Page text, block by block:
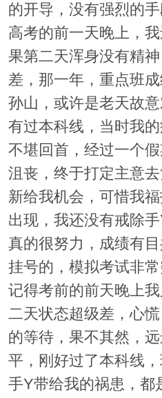
的开导，没有强烈的
高考的前一天晚上，
果第二天浑身没有精
差，那一年，重点班
孙山，或许是老天故
有过本科线，当时我
不堪回首，经过一个
沮丧，终于打定主意
新给我机会，可惜我
出现，我还没有戒除
真的很努力，成绩有
挂号的，模拟考试非
记得考前的前天晚上
二天状态超级差，心
的等待，果不其然，
平，刚好过了本科线
手Y带给我的祸患，都